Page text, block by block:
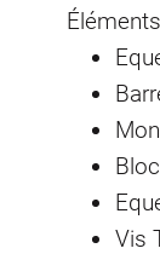
Vis